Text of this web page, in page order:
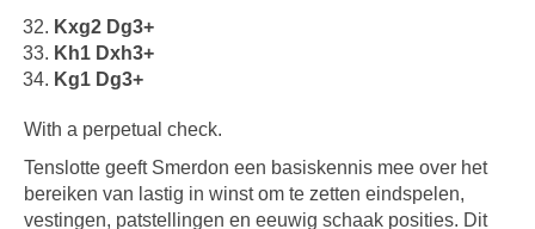
Kxg2 Dg3+
Kh1 Dxh3+
Kg1 Dg3+
With a perpetual check.
Tenslotte geeft Smerdon een basiskennis mee over het
bereiken van lastig in winst om te zetten eindspelen,
vestingen, patstellingen en eeuwig schaak posities. Dit